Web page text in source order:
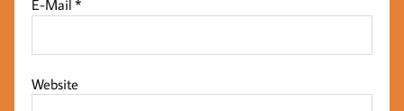
E-Mail*
Website